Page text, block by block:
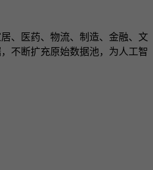
、医药、物流、制造、金融、文
不断扩充原始数据池，为人工智